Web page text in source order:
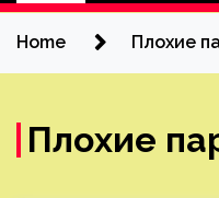
Home Плохие
Плохие